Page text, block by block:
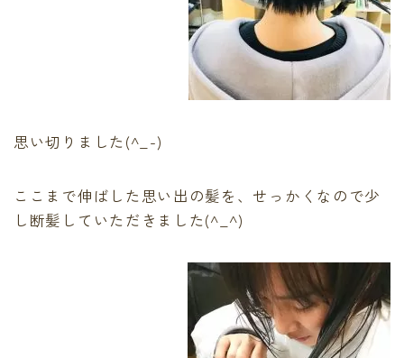
思い切りました(^_-)
ここまで伸ばした思い出の髪を、せっかくなので少
し断髪していただきました(^_^)